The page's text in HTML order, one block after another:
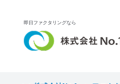
即日ファクタリングなら